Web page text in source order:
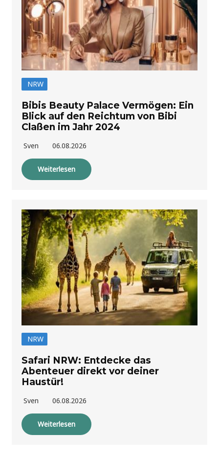
NRW
Bibis Beauty Palace Vermögen: Ein
Blick auf den Reichtum von Bibi
Claßen im Jahr 2024
Sven 06.08.2026
Weiterlesen
NRW
Safari NRW: Entdecke das
Abenteuer direkt vor deiner
Haustür!
Sven 06.08.2026
Weiterlesen